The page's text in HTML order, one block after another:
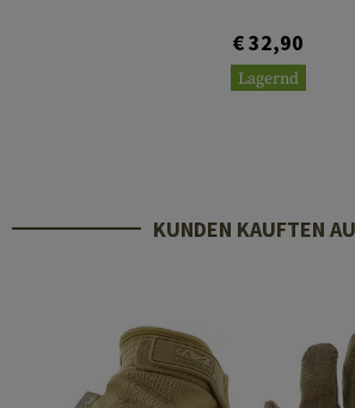
€ 32,90
Lagernd
KUNDEN KAUFTEN